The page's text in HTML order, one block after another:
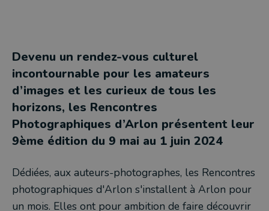
Devenu un rendez-vous culturel
incontournable pour les amateurs
d’images et les curieux de tous les
horizons, les Rencontres
Photographiques d’Arlon présentent leur
9ème édition du 9 mai au 1 juin 2024
Dédiées, aux auteurs-photographes, les Rencontres
photographiques d'Arlon s'installent à Arlon pour
un mois. Elles ont pour ambition de faire découvrir